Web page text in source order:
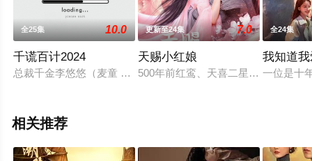
全25集 10.0
千谎百计2024
总裁千金李悠悠（麦童 饰）和赘婿宁阳（杨业明 饰）的婚礼上
更新至24集 7.0
天赐小红娘
500年前红鸾、天喜二星大战九尾狐
全24集
我知道
一位是十
相关推荐